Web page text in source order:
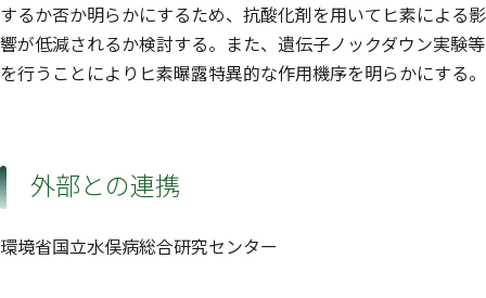
するか否か明らかにするため、抗酸化剤を用いてヒ素による影
響が低減されるか検討する。また、遺伝子ノックダウン実験等
を行うことによりヒ素曝露特異的な作用機序を明らかにする。
外部との連携
環境省国立水俣病総合研究センター